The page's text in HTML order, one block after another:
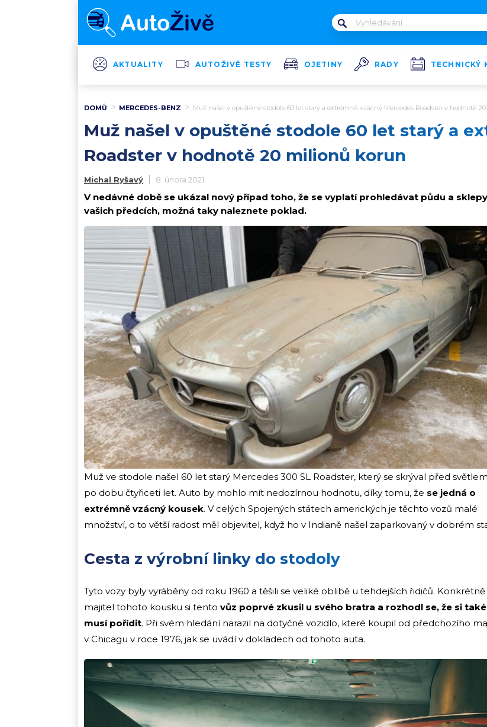
AKTUALITY AUTOŽIVĚ TESTY OJETINY RADY TECHNICKÝ
DOMŮ MERCEDES-BENZ Muž našel v opuštěné stodole 60 let starý a extrémně vzácný Mercedes Roadster v hodnotě
Muž našel v opuštěné stodole 60 let starý a
Roadster v hodnotě 20 milionů korun
Michal Ryšavý 8. února 2021
V nedávné době se ukázal nový případ toho, že se vyplatí prohledávat půdu a
vašich předcích, možná taky naleznete poklad.
Muž ve stodole našel 60 let starý Mercedes 300 SL Roadster, který se skrýval před
po dobu čtyřiceti let. Auto by mohlo mít nedozírnou hodnotu, díky tomu, že se jedná o
extrémně vzácný kousek. V celých Spojených státech amerických je těchto vozů malé
množství, o to větší radost měl objevitel, když ho v Indianě našel zaparkovaný v dobrém
Cesta z výrobní linky do stodoly
Tyto vozy byly vyráběny od roku 1960 a těšili se veliké oblibě u tehdejších řidičů. Konkrétně
majitel tohoto kousku si tento vůz poprvé zkusil u svého bratra a rozhodl se, že si
musí pořídit. Při svém hledání narazil na dotyčné vozidlo, které koupil od předchozího
v Chicagu v roce 1976, jak se uvádí v dokladech od tohoto auta.